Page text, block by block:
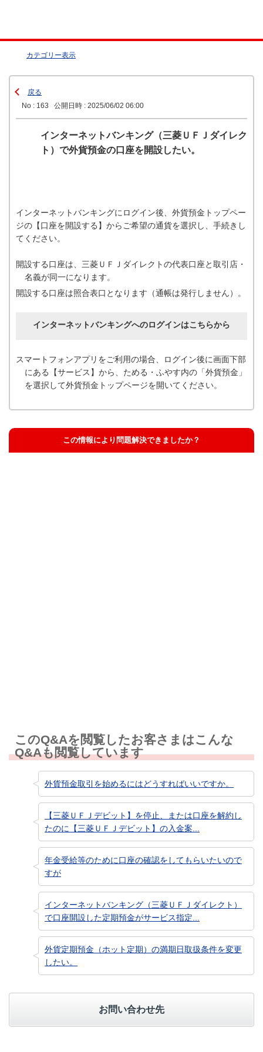
カテゴリー表示
戻る
No : 163
公開日時 : 2025/06/02 06:00
インターネットバンキング（三菱ＵＦＪダイレク
ト）で外貨預金の口座を開設したい。
インターネットバンキングにログイン後、外貨預金トップペー
ジの【口座を開設する】からご希望の通貨を選択し、手続きし
てください。
開設する口座は、三菱ＵＦＪダイレクトの代表口座と取引店・
名義が同一になります。
開設する口座は照合表口となります（通帳は発行しません）。
インターネットバンキングへのログインはこちらから
スマートフォンアプリをご利用の場合、ログイン後に画面下部
にある【サービス】から、ためる・ふやす内の「外貨預金」
を選択して外貨預金トップページを開いてください。
この情報により問題解決できましたか？
このQ&Aを閲覧したお客さまはこんな
Q&Aも閲覧しています
外貨預金取引を始めるにはどうすればいいですか。
【三菱ＵＦＪデビット】を停止、または口座を解約し
たのに【三菱ＵＦＪデビット】の入金案...
年金受給等のために口座の確認をしてもらいたいので
すが
インターネットバンキング（三菱ＵＦＪダイレクト）
で口座開設した定期預金がサービス指定...
外貨定期預金（ホット定期）の満期日取扱条件を変更
したい。
お問い合わせ先